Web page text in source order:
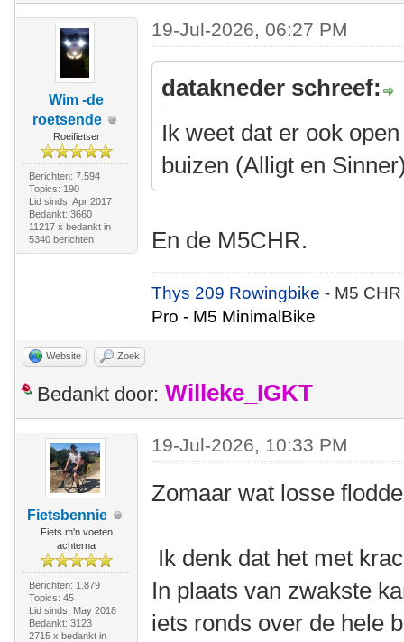
Wim -de
roetsende
Roeifietser
Berichten: 7.594
Topics: 190
Lid sinds: Apr 2017
Bedankt: 3660
11217 x bedankt in
5340 berichten
19-Jul-2026, 06:27 PM
datakneder schreef:
Ik weet dat er ook
buizen (Alligt en
En de M5CHR.
Thys 209 Rowingbike- M5
Pro - M5 MinimalBike
Website Zoek
Bedankt door: Willeke_IGKT
Fietsbennie
Fiets m'n voeten
achterna
Berichten: 1.879
Topics: 45
Lid sinds: May 2018
Bedankt: 3123
2715 x bedankt in
19-Jul-2026, 10:33 PM
Zomaar wat losse
Ik denk dat het met
In plaats van zwakste
iets ronds over de hele